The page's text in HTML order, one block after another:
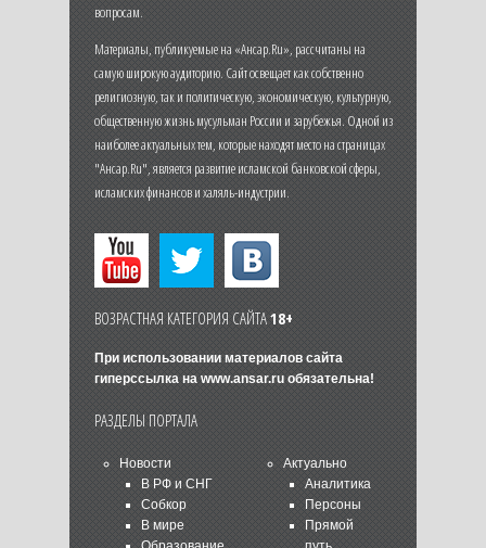
вопросам.
Материалы, публикуемые на «Ансар.Ru», рассчитаны на
самую широкую аудиторию. Сайт освещает как собственно
религиозную, так и политическую, экономическую, культурную,
общественную жизнь мусульман России и зарубежья. Одной из
наиболее актуальных тем, которые находят место на страницах
"Ансар.Ru", является развитие исламской банковской сферы,
исламских финансов и халяль-индустрии.
ВОЗРАСТНАЯ КАТЕГОРИЯ САЙТА18+
При использовании материалов сайта
гиперссылка на www.ansar.ruобязательна!
РАЗДЕЛЫ ПОРТАЛА
Новости
В РФ и СНГ
Собкор
В мире
Актуально
Аналитика
Персоны
Прямой